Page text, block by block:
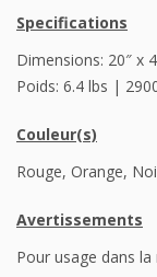
Specifications
Dimensions: 20″ x
Poids: 6.4 lbs |
Couleur(s)
Rouge, Orange,
Avertissements
Pour usage dans